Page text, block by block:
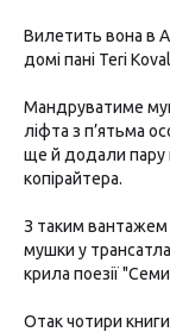
Вилетить вона в
домі пані Teri
Мандруватиме
ліфта з п’ятьма
ще й додали пару
копірайтера.
З таким вантажем
мушки у
крила поезії
Отак чотири